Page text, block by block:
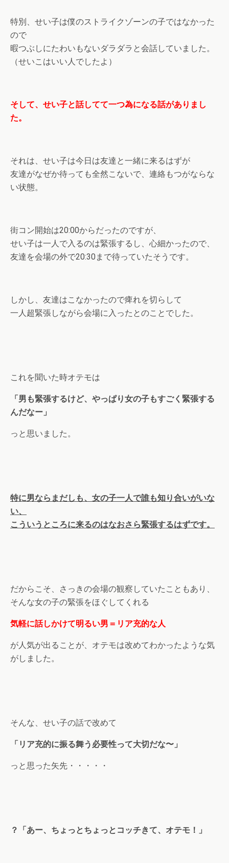
特別、せい子は僕のストライクゾーンの子ではなかった
ので
暇つぶしにたわいもないダラダラと会話していました。
（せいこはいい人でしたよ）
そして、せい子と話してて一つ為になる話がありまし
た。
それは、せい子は今日は友達と一緒に来るはずが
友達がなぜか待っても全然こないで、連絡もつがならな
い状態。
街コン開始は20:00からだったのですが、
せい子は一人で入るのは緊張するし、心細かったので、
友達を会場の外で20:30まで待っていたそうです。
しかし、友達はこなかったので痺れを切らして
一人超緊張しながら会場に入ったとのことでした。
これを聞いた時オテモは
「男も緊張するけど、やっぱり女の子もすごく緊張する
んだなー」
っと思いました。
特に男ならまだしも、女の子一人で誰も知り合いがいな
い、
こういうところに来るのはなおさら緊張するはずです。
だからこそ、さっきの会場の観察していたこともあり、
そんな女の子の緊張をほぐしてくれる
気軽に話しかけて明るい男＝リア充的な人
が人気が出ることが、オテモは改めてわかったような気
がしました。
そんな、せい子の話で改めて
「リア充的に振る舞う必要性って大切だな〜」
っと思った矢先・・・・・
？「あー、ちょっとちょっとコッチきて、オテモ！」